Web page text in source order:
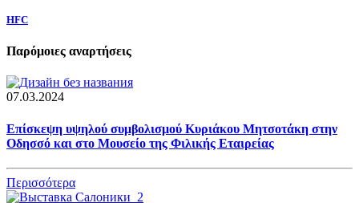
HFC
Παρόμοιες αναρτήσεις
07.03.2024
Επίσκεψη υψηλού συμβολισμού Κυριάκου Μητσοτάκη στην
Οδησσό και στο Μουσείο της Φιλικής Εταιρείας
Περισσότερα